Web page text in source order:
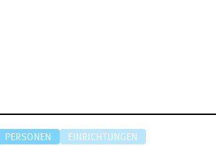
PERSONEN EINRICHTUNGEN